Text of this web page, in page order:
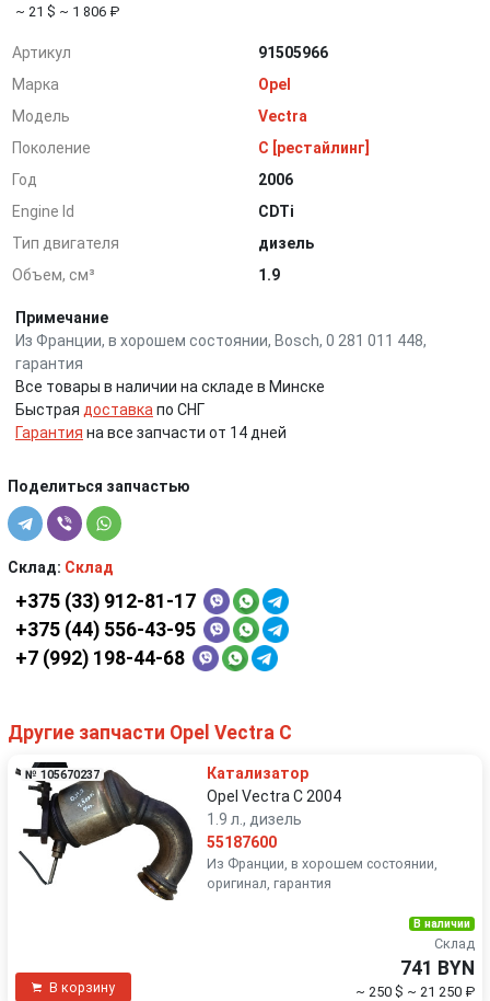
~ 21 $ ~ 1 806 ₽
Артикул
91505966
Марка
Opel
Модель
Vectra
Поколение
C [рестайлинг]
Год
2006
Engine Id
CDTi
Тип двигателя
дизель
Объем, см³
1.9
Примечание
Из Франции, в хорошем состоянии, Bosch, 0 281 011 448,
гарантия
Все товары в наличии на складе в Минске
Быстрая доставка по СНГ
Гарантия на все запчасти от 14 дней
Поделиться запчастью
Склад: Склад
+375 (33) 912-81-17
+375 (44) 556-43-95
+7 (992) 198-44-68
Другие запчасти Opel Vectra C
№ 105670237
Катализатор
Opel Vectra C 2004
1.9 л., дизель
55187600
Из Франции, в хорошем состоянии,
оригинал, гарантия
В корзину
В наличии
Склад
741 BYN
~ 250 $ ~ 21 250 ₽